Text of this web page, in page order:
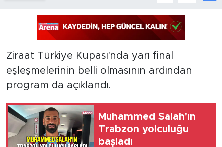
Ziraat Türkiye Kupası'nda yarı final
eşleşmelerinin belli olmasının ardından
program da açıklandı.
Muhammed Salah'ın
Trabzon yolculuğu
başladı